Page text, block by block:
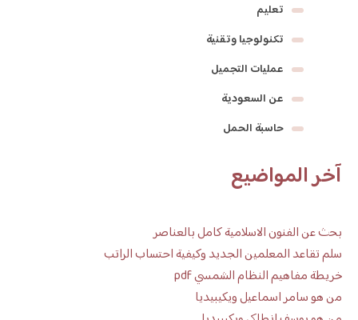
تعليم
تكنولوجيا وتقنية
عمليات التجميل
عن السعودية
حاسبة الحمل
آخر المواضيع
بحث عن الفنون الاسلامية كامل بالعناصر
سلم تقاعد المعلمين الجديد وكيفية احتساب الراتب
خريطة مفاهيم النظام الشمسي pdf
من هو سامر اسماعيل ويكيبيديا